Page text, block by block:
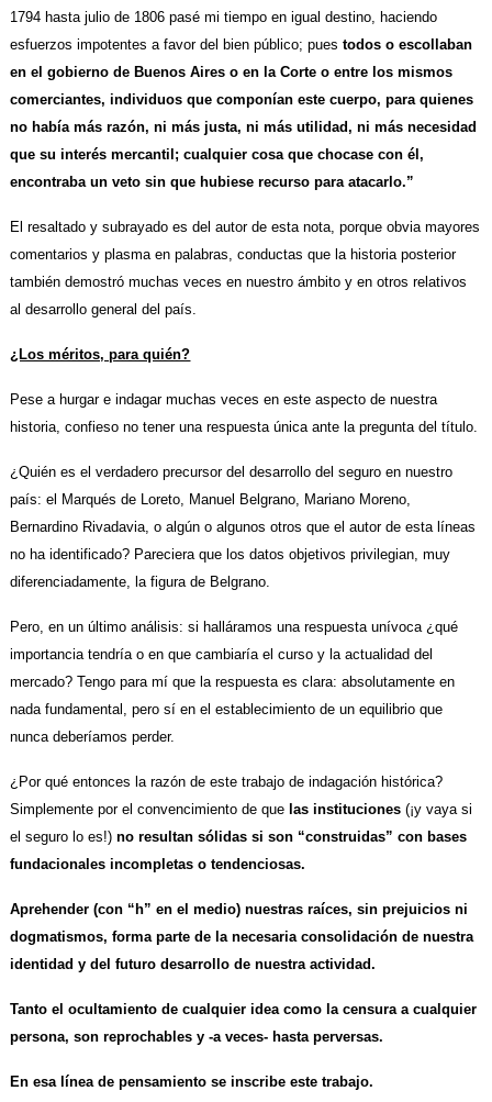
1794 hasta julio de 1806 pasé mi tiempo en igual destino, haciendo
esfuerzos impotentes a favor del bien público; puestodos o escollaban
en el gobierno de BuenosAires o en la Corte o entre los mismos
comerciantes, individuos que componían este cuerpo, para quienes
no había más razón, ni más justa, ni más utilidad, ni más necesidad
que su interés mercantil; cualquier cosa que chocase con él,
encontraba un veto sin que hubiese recurso para atacarlo.”
El resaltado y subrayado es del autor de esta nota, porque obvia mayores
comentarios y plasma en palabras, conductas que la historia posterior
también demostró muchas veces en nuestro ámbito y en otros relativos
al desarrollo general del país.
¿Los méritos, para quién?
Pese a hurgar e indagar muchas veces en este aspecto de nuestra
historia, confieso no tener una respuesta única ante la pregunta del título.
¿Quién es el verdadero precursor del desarrollo del seguro en nuestro
país: el Marqués de Loreto, Manuel Belgrano, Mariano Moreno,
Bernardino Rivadavia, o algún o algunos otros que el autor de esta líneas
no ha identificado? Pareciera que los datos objetivos privilegian, muy
diferenciadamente, la figura de Belgrano.
Pero, en un último análisis: si halláramos una respuesta unívoca ¿qué
importancia tendría o en que cambiaría el curso y la actualidad del
mercado? Tengo para mí que la respuesta es clara: absolutamente en
nada fundamental, pero sí en el establecimiento de un equilibrio que
nunca deberíamos perder.
¿Por qué entonces la razón de este trabajo de indagación histórica?
Simplemente por el convencimiento de que las instituciones(¡y vaya si
el seguro lo es!) no resultan sólidas si son “construidas” con bases
fundacionales incompletas o tendenciosas.
Aprehender (con “h” en el medio) nuestras raíces, sin prejuicios ni
dogmatismos, forma parte de la necesaria consolidación de nuestra
identidad y del futuro desarrollo de nuestra actividad.
Tanto el ocultamiento de cualquier idea como la censura a cualquier
persona, son reprochables y -a veces- hasta perversas.
En esa línea de pensamiento se inscribe este trabajo.